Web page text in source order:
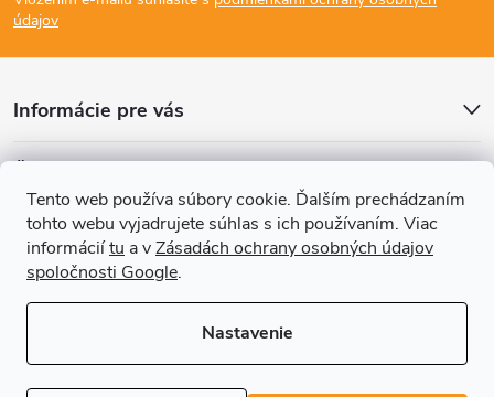
Tento web používa súbory cookie. Ďalším prechádzaním
tohto webu vyjadrujete súhlas s ich používaním. Viac
informáciítu a vZásadách ochrany osobných údajov
spoločnosti Google.
Nastavenie
e
p
r
v
k
y
v
p
p
ä
t
údajov
Informácie pre vás
Prijímame online platby
Copyright 2026REGALS.sk. Všetky práva vyhradené.Upraviť nastavenie